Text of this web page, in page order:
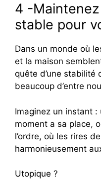
4 -
stable pour
Dans un monde où
et la maison
quête d’une stabilité
beaucoup d’entre
Imaginez un instant :
moment a sa place,
l’ordre, où les rires
harmonieusement
Utopique ?